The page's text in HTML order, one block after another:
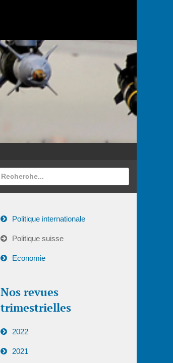
Politique internationale
Politique suisse
Economie
Nos revues
trimestrielles
2022
2021